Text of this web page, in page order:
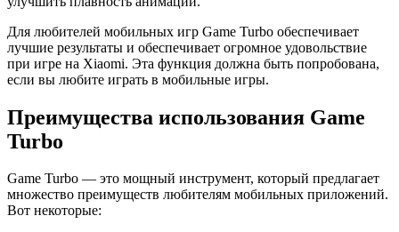
Для любителей мобильных игр Game Turbo обеспечивает
лучшие результаты и обеспечивает огромное удовольствие
при игре на Xiaomi. Эта функция должна быть попробована,
если вы любите играть в мобильные игры.
Преимущества использования Game
Turbo
Game Turbo — это мощный инструмент, который предлагает
множество преимуществ любителям мобильных приложений.
Вот некоторые: